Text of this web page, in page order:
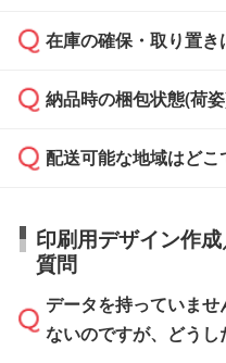
校や幼稚園・保育園
ご希望の際は担当ス
ください。
たは注文フォームの
ご入金確認後、1～2
タッフまでお問い合
ル」に注文予定日を
その締切日や出荷目
ご希望の納期がある
い。
応が可能かご案内いた
す。>>対象商品はこ
※最短出荷日は商品に
品ページにてご確認
在庫の確保・取り置き
ご入金確認後に在庫
はできかねますので
納品時の梱包状態(荷
商品によって異なり
す。(白箱、化粧箱、
【袋入り】 商品がひ
す。(透明袋、デザイ
【個包装なし】 個包
配送可能な地域はどこ
日本全国へお届けが
直接納品は行ってお
ださい。
印刷用デザイン作
質問
データを持っていま
ないのですが、どうし